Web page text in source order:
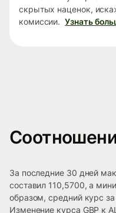
скрытых наценок,
комиссии. Узнать
За последние 30 дней
составил 110,5700, а
образом, средний курс
Изменение курса GBP к